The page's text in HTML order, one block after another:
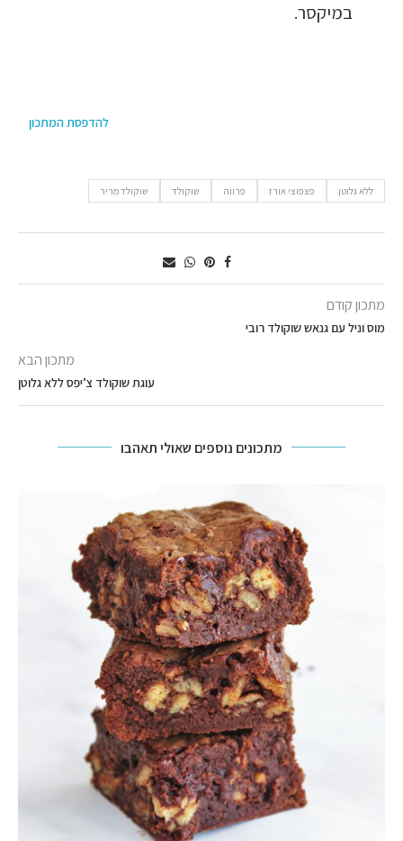
במיקסר.
להדפסת המתכון
ללא גלוטן פצפוצי אורז פרווה שוקולד שוקולד מריר
מתכון קודם
מוס וניל עם גנאש שוקולד רובי
מתכון הבא
עוגת שוקולד צ’יפס ללא גלוטן
מתכונים נוספים שאולי תאהבו